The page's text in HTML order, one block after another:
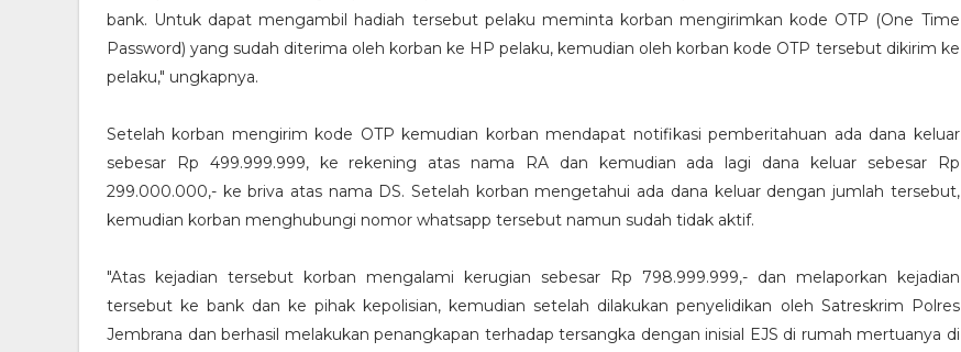
bank. Untuk dapat mengambil hadiah tersebut pelaku meminta korban mengirimkan kode OTP (One Time
Password) yang sudah diterima oleh korban ke HP pelaku, kemudian oleh korban kode OTP tersebut dikirim ke
pelaku," ungkapnya.
Setelah korban mengirim kode OTP kemudian korban mendapat notifikasi pemberitahuan ada dana keluar
sebesar Rp 499.999.999, ke rekening atas nama RA dan kemudian ada lagi dana keluar sebesar Rp
299.000.000,- ke briva atas nama DS. Setelah korban mengetahui ada dana keluar dengan jumlah tersebut,
kemudian korban menghubungi nomor whatsapp tersebut namun sudah tidak aktif.
"Atas kejadian tersebut korban mengalami kerugian sebesar Rp 798.999.999,- dan melaporkan kejadian
tersebut ke bank dan ke pihak kepolisian, kemudian setelah dilakukan penyelidikan oleh Satreskrim Polres
Jembrana dan berhasil melakukan penangkapan terhadap tersangka dengan inisial EJS di rumah mertuanya di